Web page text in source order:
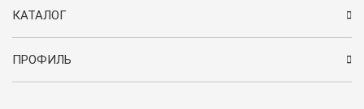
КАТАЛОГ
ПРОФИЛЬ